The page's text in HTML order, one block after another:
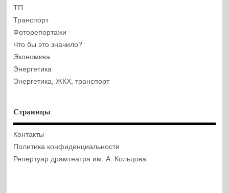
ТП
Транспорт
Фоторепортажи
Что бы это значило?
Экономика
Энергетика
Энергетика, ЖКХ, транспорт
Страницы
Контакты
Политика конфиденциальности
Репертуар драмтеатра им. А. Кольцова